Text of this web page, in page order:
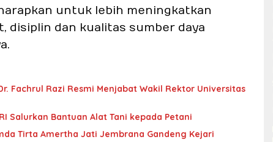
untuk lebih meningkatkan
disiplin dan kualitas sumber daya
Fachrul Razi Resmi Menjabat Wakil Rektor Universitas
Salurkan Bantuan Alat Tani kepada Petani
Tirta Amertha Jati Jembrana Gandeng Kejari